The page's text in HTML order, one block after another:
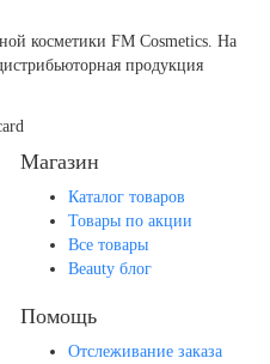
косметики FM Cosmetics. На
продукция
Магазин
Каталог товаров
Товары по акции
Все товары
Beauty блог
Помощь
Отслеживание заказа